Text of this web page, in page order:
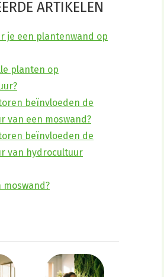
ARTIKELEN
je een plantenwand op
planten op
beïnvloeden de
van een moswand?
beïnvloeden de
van hydrocultuur
moswand?